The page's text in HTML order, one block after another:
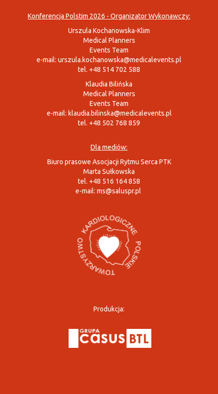
Konferencja Polstim 2026 - Organizator Wykonawczy:
Urszula Kochanowska-Klim
Medical Planners
Events Team
e-mail: urszula.kochanowska@medicalevents.pl
tel. +48 514 702 588
Klaudia Bilińska
Medical Planners
Events Team
e-mail: klaudia.bilinska@medicalevents.pl
tel. +48 502 768 859
Dla mediów:
Biuro prasowe Asocjacji Rytmu Serca PTK
Marta Sułkowska
tel. +48 516 164 858
e-mail: ms@saluspr.pl
Produkcja: